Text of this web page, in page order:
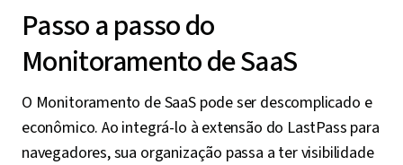
Passo a passo do
Monitoramento de SaaS
O Monitoramento de SaaS pode ser descomplicado e
econômico. Ao integrá-lo à extensão do LastPass para
navegadores, sua organização passa a ter visibilidade